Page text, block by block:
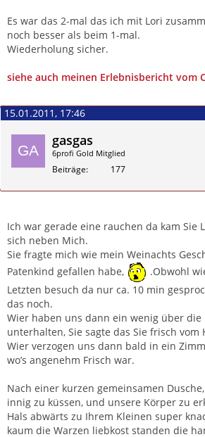
Es war das 2-mal das ich mit Lori
noch besser als beim 1-mal.
Wiederholung sicher.
siehe auch meinen Erlebnisbericht vom
15.01.2011, 17:46
gasgas
6profi Gold Mitglied
Beiträge 177
Ich war gerade eine rauchen da kam Sie
sich neben Mich.
Sie fragte mich wie mein Weinachts
Patenkind gefallen habe,
.Obwohl
Letzten besuch da nur ca. 10 min
das noch.
Wier haben uns dann ein wenig über die
unterhalten, Sie sagte das Sie frisch
Wier verzogen uns dann bald in ein
wo’s angenehm Frisch war.
Nach einer kurzen gemeinsamen
innig zu küssen, und unsere Körper zu
Hals abwärts zu Ihrem Kleinen super
kaum die Warzen liebkost standen die